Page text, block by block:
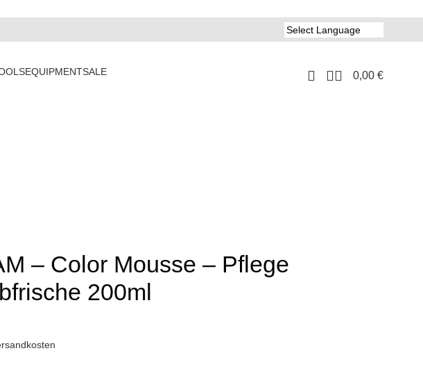
EQUIPMENTSALE 0,00 €
– Color Mousse – Pflege
200ml